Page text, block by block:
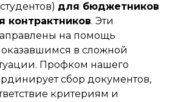
для бюджетников
контрактников. Эти
на помощь
в сложной
Профком нашего
сбор документов,
критериям и